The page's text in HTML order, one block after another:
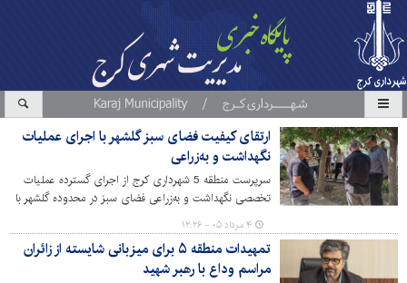
ارتقای کیفیت فضای سبز گلشهر با اجرای عملیات
نگهداشت و به‌زراعی
سرپرست منطقه 5 شهرداری کرج از اجرای گسترده عملیات
تخصصی نگهداشت و به‌زراعی فضای سبز در محدوده گلشهر با
هدف ارتقای کیفیت محیط شهری و حفظ شادابی پوشش
گیاهی خبر داد.
۴ مرداد ۰۵ - ۱۲:۲۶
تمهیدات منطقه ۵ برای میزبانی شایسته از زائران
مراسم وداع با رهبر شهید